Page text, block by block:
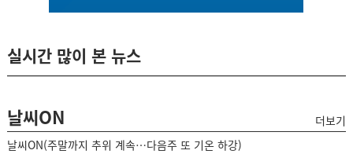
실시간 많이 본 뉴스
날씨ON
더보기
날씨ON(주말까지 추위 계속…다음주 또 기온 하강)